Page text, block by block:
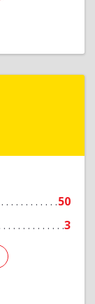
50
3